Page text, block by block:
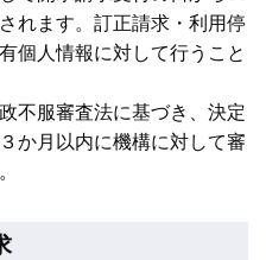
れます。訂正請求・利用停
個人情報に対して行うこと
不服審査法に基づき、決定
か月以内に機構に対して審